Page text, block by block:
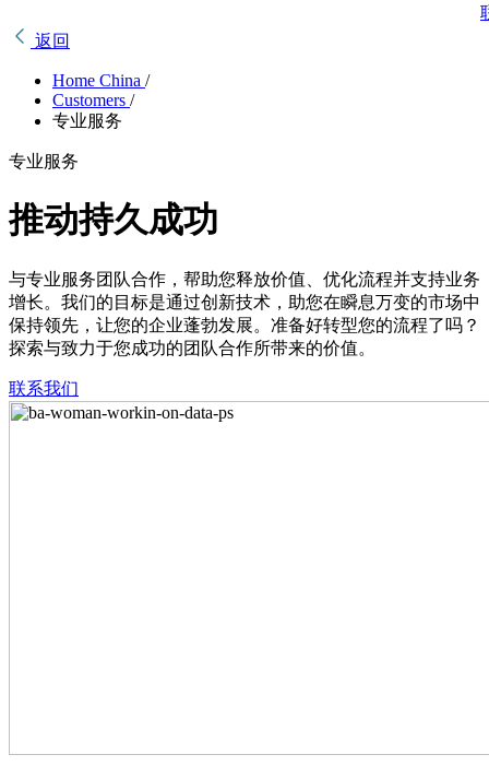
返回
Home China /
Customers /
专业服务
专业服务
推动持久成功
与专业服务团队合作，帮助您释放价值、优化流程并支持业务
增长。我们的目标是通过创新技术，助您在瞬息万变的市场中
保持领先，让您的企业蓬勃发展。准备好转型您的流程了吗？
探索与致力于您成功的团队合作所带来的价值。
联系我们